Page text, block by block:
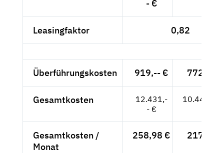
- €
Leasingfaktor 0,82
Überführungskosten 919,-- € 772,27 €
Gesamtkosten
12.431,-
- €
10.446,22
Gesamtkosten /
Monat
258,98 € 217,63 €